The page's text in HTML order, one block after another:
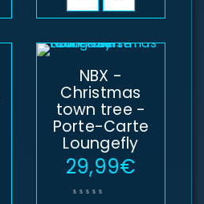
NBX -
Christmas
town tree -
Porte-Carte
Loungefly
29,99€